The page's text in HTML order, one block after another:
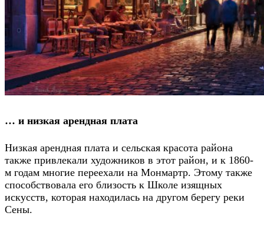
… и низкая арендная плата
Низкая арендная плата и сельская красота района
также привлекали художников в этот район, и к 1860-
м годам многие переехали на Монмартр. Этому также
способствовала его близость к Школе изящных
искусств, которая находилась на другом берегу реки
Сены.